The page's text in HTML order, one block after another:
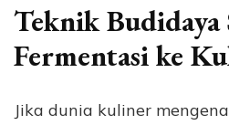
Teknik
Fermentasi ke
Jika dunia kuliner